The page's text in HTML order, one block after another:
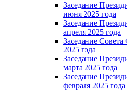
Заседание
июня 2025 года
Заседание
апреля 2025 года
Заседание
2025 года
Заседание
марта 2025 года
Заседание
февраля 2025 года